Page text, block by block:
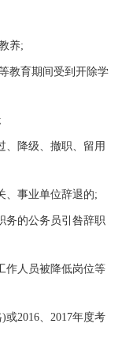
养;
教育期间受到开除学
降级、撤职、留用
事业单位辞退的;
的公务员引咎辞职
人员被降低岗位等
2016、2017年度考